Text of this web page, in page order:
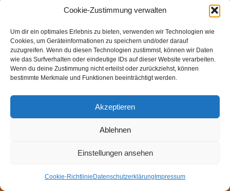
Cookie-Zustimmung verwalten
Um dir ein optimales Erlebnis zu bieten, verwenden wir Technologien wie
Cookies, um Geräteinformationen zu speichern und/oder darauf
zuzugreifen. Wenn du diesen Technologien zustimmst, können wir Daten
wie das Surfverhalten oder eindeutige IDs auf dieser Website verarbeiten.
Wenn du deine Zustimmung nicht erteilst oder zurückziehst, können
bestimmte Merkmale und Funktionen beeinträchtigt werden.
Akzeptieren
Ablehnen
Einstellungen ansehen
Cookie-Richtlinie Datenschutzerklärung Impressum